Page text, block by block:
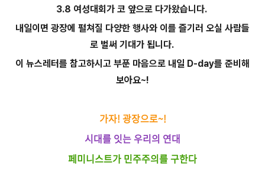
3.8 여성대회가 코 앞으로 다가왔습니다.
내일이면 광장에 펼쳐질 다양한 행사와 이를 즐기러 오실 사람들
로 벌써 기대가 됩니다.
이 뉴스레터를 참고하시고 부푼 마음으로 내일 D-day를 준비해
보아요~!
가자! 광장으로~!
시대를 잇는 우리의 연대
페미니스트가 민주주의를 구한다